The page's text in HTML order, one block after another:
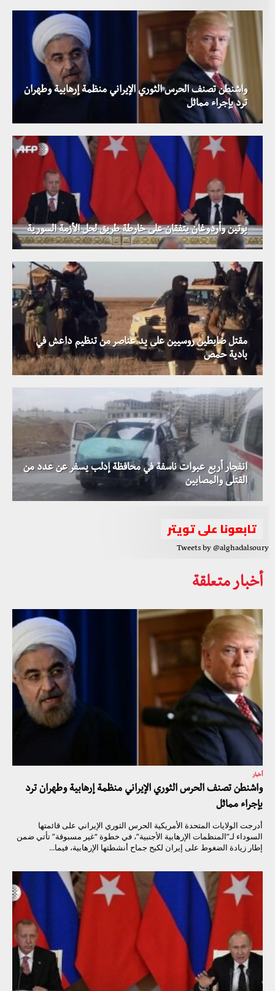
واشنطن تصنف الحرس الثوري الإيراني منظمة إرهابية وطهران
ترد بإجراء مماثل
بوتين وأردوغان يتفقان على خارطة طريق لحل الأزمة السورية
مقتل ضابطين روسيين على يد عناصر من تنظيم داعش في
بادية حمص
انفجار أربع عبوات ناسفة في محافظة إدلب يسفر عن عدد من
القتلى والمصابين
تابعونا على تويتر
Tweets by @alghadalsoury
أخبار متعلقة
أخبار
واشنطن تصنف الحرس الثوري الإيراني منظمة إرهابية وطهران ترد
بإجراء مماثل
أدرجت الولايات المتحدة الأمريكية الحرس الثوري الإيراني على قائمتها
السوداء لـ”المنظمات الإرهابية الأجنبية”، في خطوة “غير مسبوقة” تأتي ضمن
إطار زيادة الضغوط على إيران لكبح جماح أنشطتها الإرهابية، فيما...